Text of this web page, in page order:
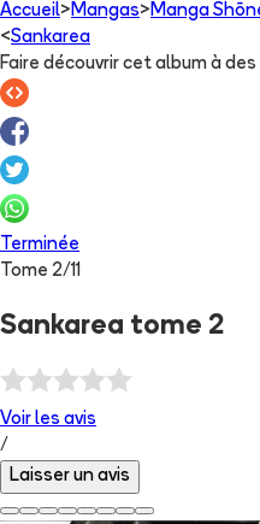
Accueil> Mangas> Manga
<Sankarea
Faire découvrir cet album à des
Terminée
Tome 2/11
Sankarea tome 2
Voir les avis
/
Laisser un avis